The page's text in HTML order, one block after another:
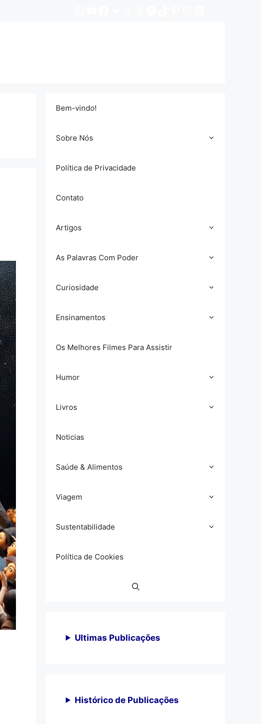
Bem-vindo!
Sobre Nós
Política de Privacidade
Contato
Artigos
As Palavras Com Poder
Curiosidade
Ensinamentos
Os Melhores Filmes Para Assistir
Humor
Livros
Noticias
Saúde & Alimentos
Viagem
Sustentabilidade
Política de Cookies
Ultimas Publicações
Histórico de Publicações